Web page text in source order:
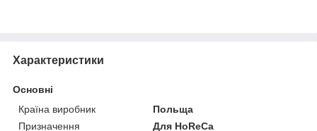
Характеристики
Основні
Країна виробник
Польща
Призначення
Для HoReCa